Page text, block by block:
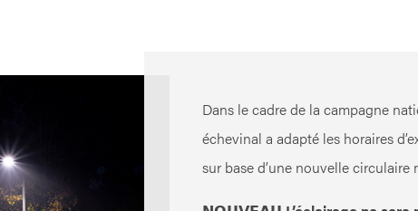
Dans le cadre de la campagne
échevinal a adapté les horaires
sur base d’une nouvelle circulaire